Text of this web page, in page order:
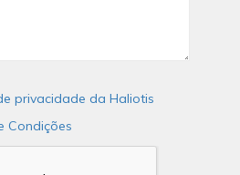
privacidade da Haliotis
Condições